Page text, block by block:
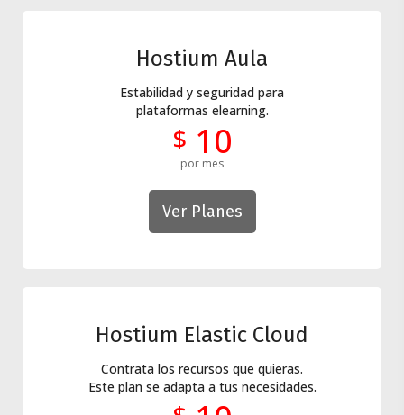
Hostium Aula
Estabilidad y seguridad para
plataformas elearning.
$ 10
por mes
Ver Planes
Hostium Elastic Cloud
Contrata los recursos que quieras.
Este plan se adapta a tus necesidades.